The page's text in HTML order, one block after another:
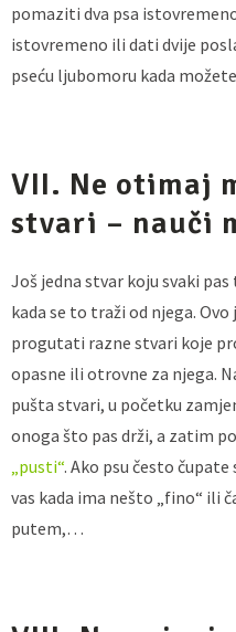
pomaziti dva psa
istovremeno ili dati dvije
pseću ljubomoru kada
VII. Ne otimaj
stvari – nauči
Još jedna stvar koju svaki
kada se to traži od njega. Ovo
progutati razne stvari koje
opasne ili otrovne za njega.
pušta stvari, u početku
onoga što pas drži, a zatim
„pusti“. Ako psu često
vas kada ima nešto „fino“ ili
putem,…